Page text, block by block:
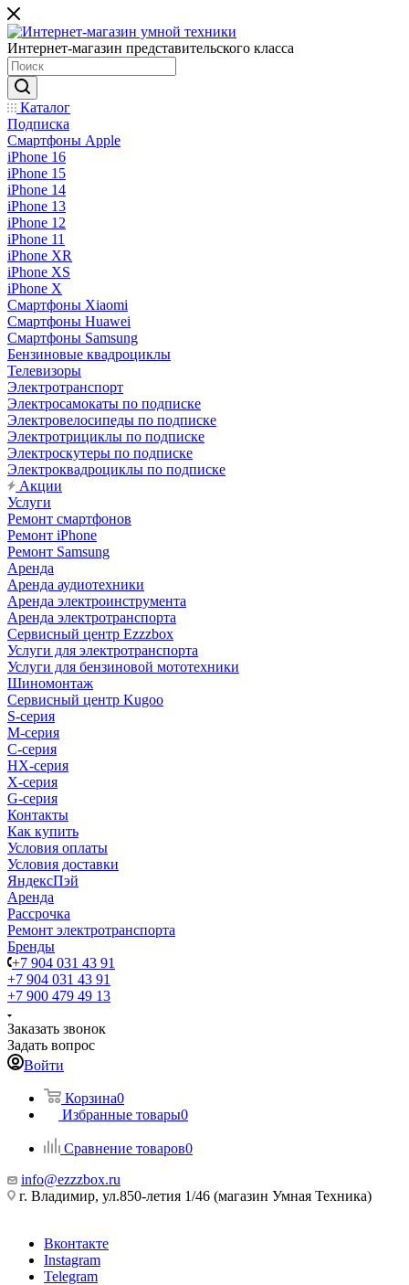
Интернет-магазин представительского класса
Каталог
Подписка
Смартфоны Apple
iPhone 16
iPhone 15
iPhone 14
iPhone 13
iPhone 12
iPhone 11
iPhone XR
iPhone XS
iPhone X
Смартфоны Xiaomi
Смартфоны Huawei
Смартфоны Samsung
Бензиновые квадроциклы
Телевизоры
Электротранспорт
Электросамокаты по подписке
Электровелосипеды по подписке
Электротрициклы по подписке
Электроскутеры по подписке
Электроквадроциклы по подписке
Акции
Услуги
Ремонт смартфонов
Ремонт iPhone
Ремонт Samsung
Аренда
Аренда аудиотехники
Аренда электроинструмента
Аренда электротранспорта
Сервисный центр Ezzzbox
Услуги для электротранспорта
Услуги для бензиновой мототехники
Шиномонтаж
Сервисный центр Kugoo
S-cерия
M-серия
С-серия
HX-серия
X-серия
G-серия
Контакты
Как купить
Условия оплаты
Условия доставки
ЯндексПэй
Аренда
Рассрочка
Ремонт электротранспорта
Бренды
+7 904 031 43 91
+7 904 031 43 91
+7 900 479 49 13
Заказать звонок
Задать вопрос
Войти
Корзина0
Избранные товары0
Сравнение товаров0
info@ezzzbox.ru
г. Владимир, ул.850-летия 1/46 (магазин Умная Техника)
Вконтакте
Instagram
Telegram